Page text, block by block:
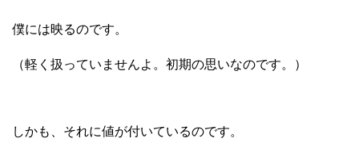
僕には映るのです。
（軽く扱っていませんよ。初期の思いなのです。）
しかも、それに値が付いているのです。